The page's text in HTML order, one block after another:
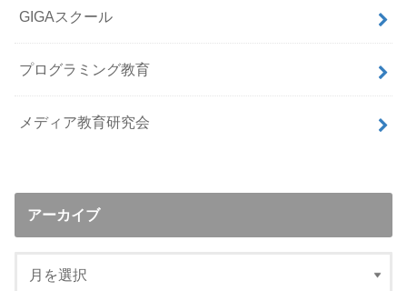
GIGAスクール
プログラミング教育
メディア教育研究会
アーカイブ